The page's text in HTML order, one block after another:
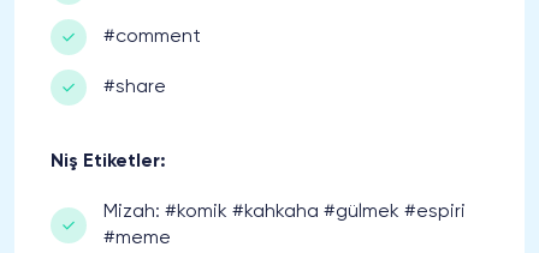
#comment
#share
Niş Etiketler:
Mizah: #komik #kahkaha #gülmek #espiri
#meme